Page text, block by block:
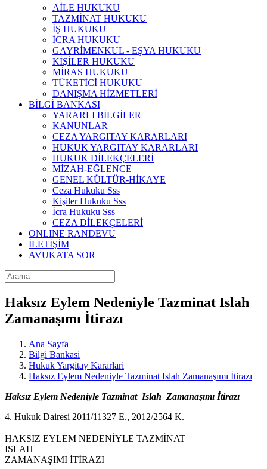
AİLE HUKUKU
TAZMİNAT HUKUKU
İŞ HUKUKU
İCRA HUKUKU
GAYRİMENKUL - EŞYA HUKUKU
KİŞİLER HUKUKU
MİRAS HUKUKU
TÜKETİCİ HUKUKU
DANIŞMA HİZMETLERİ
BİLGİ BANKASI
YARARLI BİLGİLER
KANUNLAR
CEZA YARGITAY KARARLARI
HUKUK YARGITAY KARARLARI
HUKUK DİLEKÇELERİ
MİZAH-EĞLENCE
GENEL KÜLTÜR-HİKAYE
Ceza Hukuku Sss
Kişiler Hukuku Sss
İcra Hukuku Sss
CEZA DİLEKÇELERİ
ONLINE RANDEVU
İLETİŞİM
AVUKATA SOR
Haksız Eylem Nedeniyle Tazminat Islah
Zamanaşımı İtirazı
Ana Sayfa
Bilgi Bankasi
Hukuk Yargitay Kararlari
Haksız Eylem Nedeniyle Tazminat Islah Zamanaşımı İtirazı
Haksız Eylem Nedeniyle Tazminat Islah Zamanaşımı İtirazı
4. Hukuk Dairesi 2011/11327 E., 2012/2564 K.
HAKSIZ EYLEM NEDENİYLE TAZMİNAT
ISLAH
ZAMANAŞIMI İTİRAZI